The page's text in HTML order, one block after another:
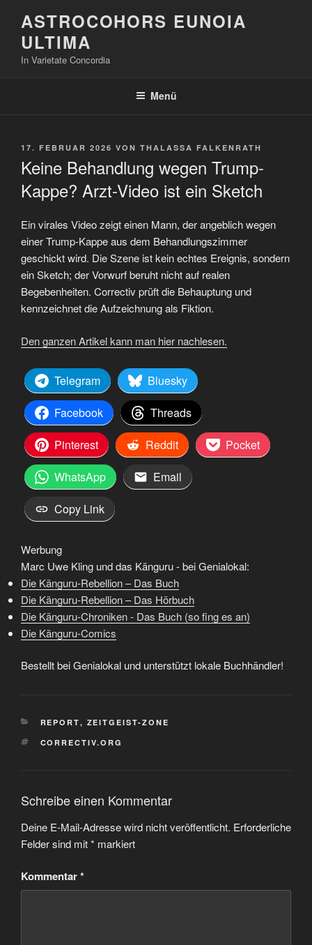
Inhalt
springen
ASTROCOHORS EUNOIA
ULTIMA
In Varietate Concordia
Menü
VERÖFFENTLICHT
17. FEBRUAR 2026 VON THALASSA FALKENRATH
Keine Behandlung wegen Trump-
Kappe? Arzt-Video ist ein Sketch
Ein virales Video zeigt einen Mann, der angeblich wegen
einer Trump-Kappe aus dem Behandlungszimmer
geschickt wird. Die Szene ist kein echtes Ereignis, sondern
ein Sketch; der Vorwurf beruht nicht auf realen
Begebenheiten. Correctiv prüft die Behauptung und
kennzeichnet die Aufzeichnung als Fiktion.
Den ganzen Artikel kann man hier nachlesen.
Telegram
Bluesky
Facebook
Threads
Pinterest
Reddit
Pocket
WhatsApp
Email
Copy Link
Werbung
Marc Uwe Kling und das Känguru - bei Genialokal:
Die Känguru-Rebellion – Das Buch
Die Känguru-Rebellion – Das Hörbuch
Die Känguru-Chroniken - Das Buch (so fing es an)
Die Känguru-Comics
Bestellt bei Genialokal und unterstützt lokale Buchhändler!
KATEGORIEN
REPORT, ZEITGEIST-ZONE
SCHLAGWÖRTER
CORRECTIV.ORG
Schreibe einen Kommentar
Deine E-Mail-Adresse wird nicht veröffentlicht. Erforderliche
Felder sind mit* markiert
Kommentar*